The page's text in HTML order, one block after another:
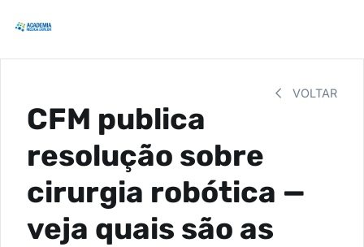
VOLTAR
CFM publica
resolução sobre
cirurgia robótica —
veja quais são as